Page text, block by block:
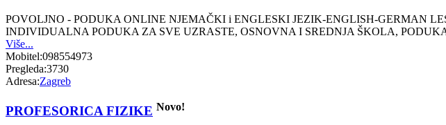
POVOLJNO - PODUKA ONLINE NJEMAČKI i ENGLESKI JEZIK-ENGLISH-GERMAN
INDIVIDUALNA PODUKA ZA SVE UZRASTE, OSNOVNA I SREDNJA ŠKOLA,
Više...
Mobitel:098554973
Pregleda:3730
Adresa:Zagreb
PROFESORICA FIZIKE Novo!